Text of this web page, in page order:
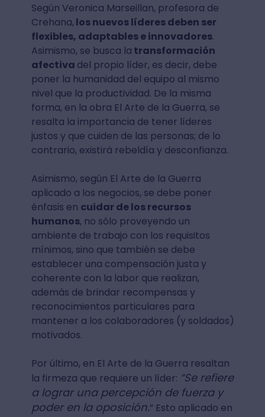
Según Veronica Marseillan, profesora de
Crehana, los nuevos líderes deben ser
flexibles, adaptables e innovadores.
Asimismo, se busca la transformación
afectiva del propio líder, es decir, debe
poner la humanidad del equipo al mismo
nivel que la productividad. De la misma
forma, en la obra El Arte de la Guerra, se
resalta la importancia de tener líderes
justos y que cuiden de las personas; de lo
contrario, existirá rebeldía y desconfianza.
Asimismo, según El Arte de la Guerra
aplicado a los negocios, se debe poner
énfasis en cuidar de los recursos
humanos, no sólo proveyendo un
ambiente de trabajo con los requisitos
mínimos, sino que también se debe
establecer una compensación justa y
coherente con la labor que realizan,
además de brindar recompensas y
reconocimientos particulares para
mantener a los colaboradores (y soldados)
motivados.
Por último, en El Arte de la Guerra resaltan
la firmeza que requiere un líder: “Se refiere
a lograr una percepción de fuerza y
poder en la oposición.” Esto aplicado en